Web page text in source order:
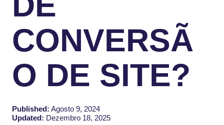
CONVERSÃ
O DE SITE?
Published: Agosto 9, 2024
Updated: Dezembro 18, 2025